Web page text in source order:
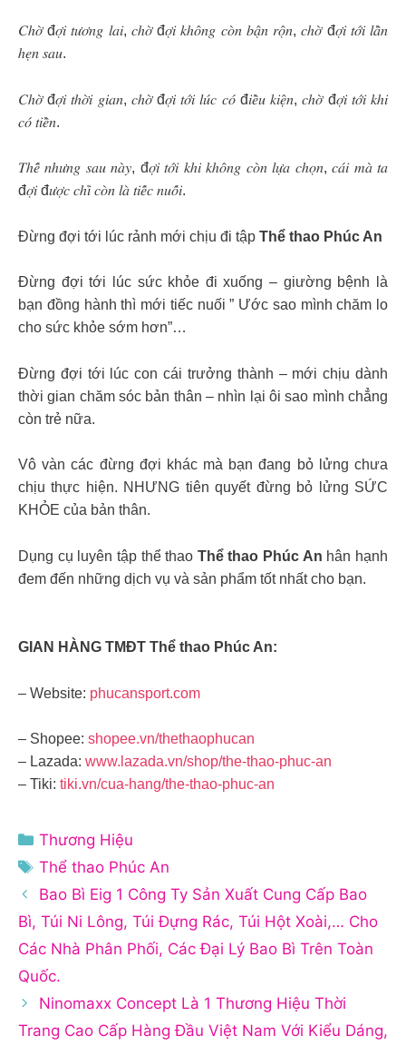
𝐶ℎ𝑜̛̀ đ𝑜̛̣𝑖 𝑡𝑢̛𝑜̛𝑛𝑔 𝑙𝑎𝑖, 𝑐ℎ𝑜̛̀ đ𝑜̛̣𝑖 𝑘ℎ𝑜̂𝑛𝑔 𝑐𝑜̀𝑛 𝑏𝑎̣̂𝑛 𝑟𝑜̣̂𝑛, 𝑐ℎ𝑜̛̀ đ𝑜̛̣𝑖 𝑡𝑜̛́𝑖 𝑙𝑎̂̀𝑛
ℎ𝑒̣𝑛 𝑠𝑎𝑢.
𝐶ℎ𝑜̛̀ đ𝑜̛̣𝑖 𝑡ℎ𝑜̛̀𝑖 𝑔𝑖𝑎𝑛, 𝑐ℎ𝑜̛̀ đ𝑜̛̣𝑖 𝑡𝑜̛́𝑖 𝑙𝑢́𝑐 𝑐𝑜́ đ𝑖𝑒̂̀𝑢 𝑘𝑖𝑒̣̂𝑛, 𝑐ℎ𝑜̛̀ đ𝑜̛̣𝑖 𝑡𝑜̛́𝑖 𝑘ℎ𝑖
𝑐𝑜́ 𝑡𝑖𝑒̂̀𝑛.
𝑇ℎ𝑒̂́ 𝑛ℎ𝑢̛𝑛𝑔 𝑠𝑎𝑢 𝑛𝑎̀𝑦, đ𝑜̛̣𝑖 𝑡𝑜̛́𝑖 𝑘ℎ𝑖 𝑘ℎ𝑜̂𝑛𝑔 𝑐𝑜̀𝑛 𝑙𝑢̛̣𝑎 𝑐ℎ𝑜̣𝑛, 𝑐𝑎́𝑖 𝑚𝑎̀ 𝑡𝑎
đ𝑜̛̣𝑖 đ𝑢̛𝑜̛̣𝑐 𝑐ℎ𝑖̉ 𝑐𝑜̀𝑛 𝑙𝑎̀ 𝑡𝑖𝑒̂́𝑐 𝑛𝑢𝑜̂́𝑖.
Đừng đợi tới lúc rảnh mới chịu đi tập Thể thao Phúc An
Đừng đợi tới lúc sức khỏe đi xuống – giường bệnh là
bạn đồng hành thì mới tiếc nuối ” Ước sao mình chăm lo
cho sức khỏe sớm hơn”…
Đừng đợi tới lúc con cái trưởng thành – mới chịu dành
thời gian chăm sóc bản thân – nhìn lại ôi sao mình chẳng
còn trẻ nữa.
Vô vàn các đừng đợi khác mà bạn đang bỏ lửng chưa
chịu thực hiện. NHƯNG tiên quyết đừng bỏ lửng SỨC
KHỎE của bản thân.
Dụng cụ luyên tập thể thao Thể thao Phúc An hân hạnh
đem đến những dịch vụ và sản phẩm tốt nhất cho bạn.
GIAN HÀNG TMĐT Thể thao Phúc An:
– Website: phucansport.com
– Shopee: shopee.vn/thethaophucan
– Lazada: www.lazada.vn/shop/the-thao-phuc-an
– Tiki: tiki.vn/cua-hang/the-thao-phuc-an
Danh
mục
Thương Hiệu
Thẻ
Thể thao Phúc An
Bao Bì Eig 1 Công Ty Sản Xuất Cung Cấp Bao
Bì, Túi Ni Lông, Túi Đựng Rác, Túi Hột Xoài,… Cho
Các Nhà Phân Phối, Các Đại Lý Bao Bì Trên Toàn
Quốc.
Ninomaxx Concept Là 1 Thương Hiệu Thời
Trang Cao Cấp Hàng Đầu Việt Nam Với Kiểu Dáng,